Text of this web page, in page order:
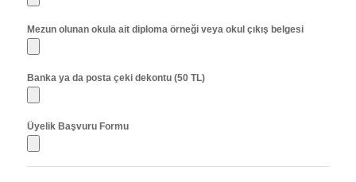
Mezun olunan okula ait diploma örneği veya okul çıkış belgesi
Banka ya da posta çeki dekontu (50 TL)
Üyelik Başvuru Formu